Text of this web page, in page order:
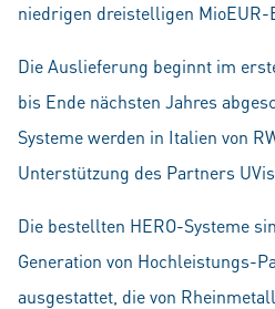
niedrigen dreistelligen
Die Auslieferung beginnt im
bis Ende nächsten Jahres
Systeme werden in Italien von
Unterstützung des Partners
Die bestellten HERO-Systeme
Generation von Hochleistungs-
ausgestattet, die von